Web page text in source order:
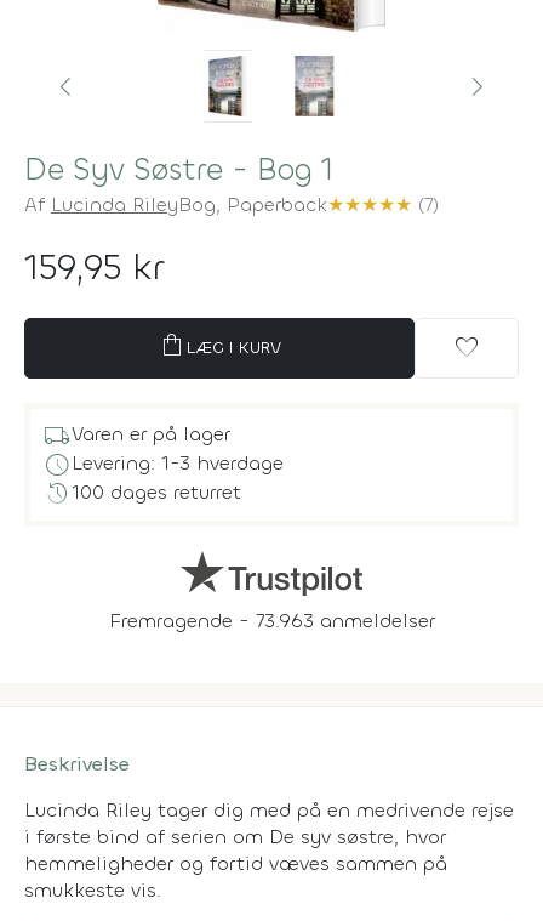
De Syv Søstre - Bog 1
Af Lucinda RileyBog, Paperback★★★★★ (7)
159,95 kr
shopping_bag LÆG I KURV favorite
local_shippingVaren er på lager
scheduleLevering: 1-3 hverdage
history100 dages returret
Fremragende - 73.963 anmeldelser
Beskrivelse
Lucinda Riley tager dig med på en medrivende rejse
i første bind af serien om De syv søstre, hvor
hemmeligheder og fortid væves sammen på
smukkeste vis.